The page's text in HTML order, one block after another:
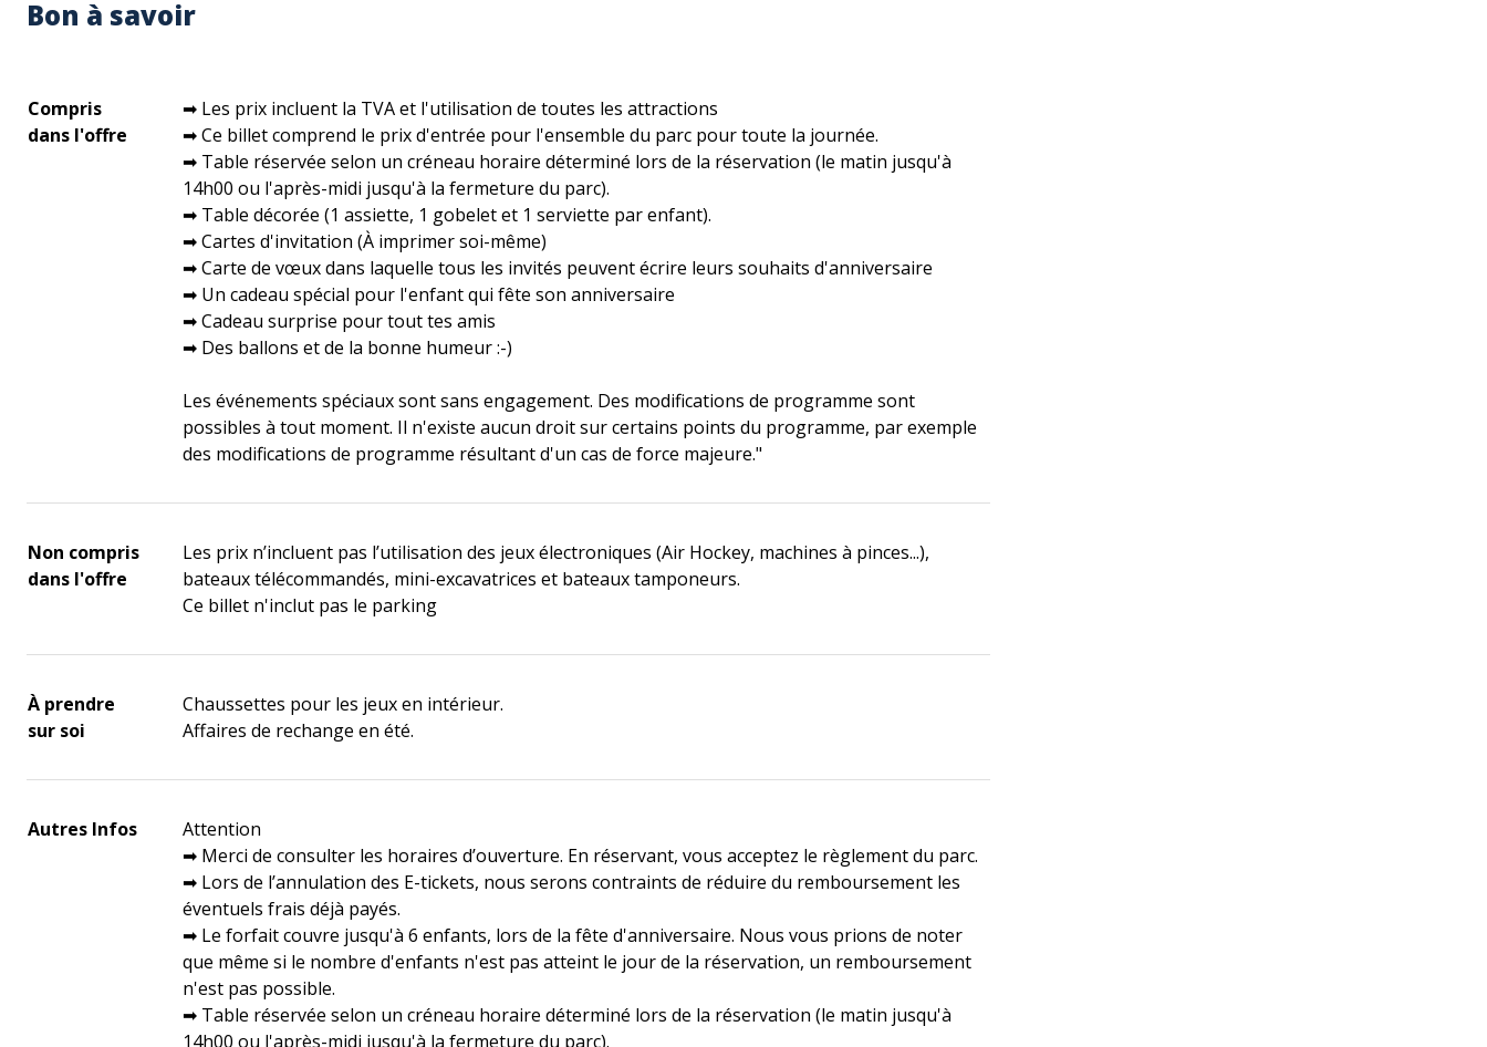
Bon à savoir
Compris
dans l'offre
➡ Les prix incluent la TVA et l'utilisation de toutes les attractions
➡ Ce billet comprend le prix d'entrée pour l'ensemble du parc pour toute la journée.
➡ Table réservée selon un créneau horaire déterminé lors de la réservation (le matin jusqu'à
14h00 ou l'après-midi jusqu'à la fermeture du parc).
➡ Table décorée (1 assiette, 1 gobelet et 1 serviette par enfant).
➡ Cartes d'invitation (À imprimer soi-même)
➡ Carte de vœux dans laquelle tous les invités peuvent écrire leurs souhaits d'anniversaire
➡ Un cadeau spécial pour l'enfant qui fête son anniversaire
➡ Cadeau surprise pour tout tes amis
➡ Des ballons et de la bonne humeur :-)
Les événements spéciaux sont sans engagement. Des modifications de programme sont
possibles à tout moment. Il n'existe aucun droit sur certains points du programme, par exemple
des modifications de programme résultant d'un cas de force majeure."
Non compris
dans l'offre
Les prix n’incluent pas l’utilisation des jeux électroniques (Air Hockey, machines à pinces...),
bateaux télécommandés, mini-excavatrices et bateaux tamponeurs.
Ce billet n'inclut pas le parking
À prendre
sur soi
Chaussettes pour les jeux en intérieur.
Affaires de rechange en été.
Autres Infos
Attention
➡ Merci de consulter les horaires d’ouverture. En réservant, vous acceptez le règlement du parc.
➡ Lors de l’annulation des E-tickets, nous serons contraints de réduire du remboursement les
éventuels frais déjà payés.
➡ Le forfait couvre jusqu'à 6 enfants, lors de la fête d'anniversaire. Nous vous prions de noter
que même si le nombre d'enfants n'est pas atteint le jour de la réservation, un remboursement
n'est pas possible.
➡ Table réservée selon un créneau horaire déterminé lors de la réservation (le matin jusqu'à
14h00 ou l'après-midi jusqu'à la fermeture du parc).